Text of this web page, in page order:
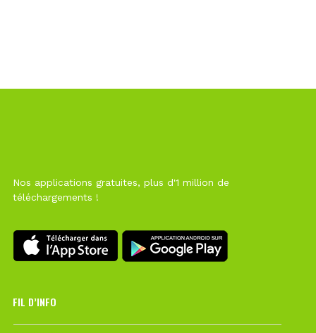
Nos applications gratuites, plus d'1 million de
téléchargements !
FIL D’INFO